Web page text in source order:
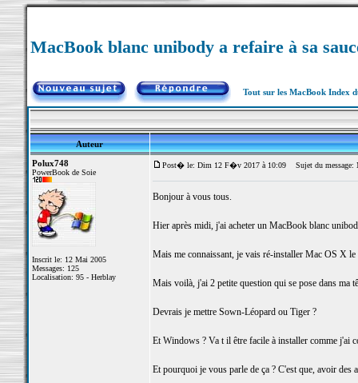
MacBook blanc unibody a refaire à sa
Tout sur les MacBook Index
Auteur
Polux748
PowerBook de Soie
Inscrit le: 12 Mai 2005
Messages: 125
Localisation: 95 - Herblay
Post� le: Dim 12 F�v 2017 à 10:09 Sujet du message:
Bonjour à vous tous.
Hier après midi, j'ai acheter un MacBook blanc
Mais me connaissant, je vais ré-installer Mac OS X
Mais voilà, j'ai 2 petite question qui se pose dans ma
Devrais je mettre Sown-Léopard ou Tiger ?
Et Windows ? Va t il être facile à installer comme j'ai
Et pourquoi je vous parle de ça ? C'est que, avoir des